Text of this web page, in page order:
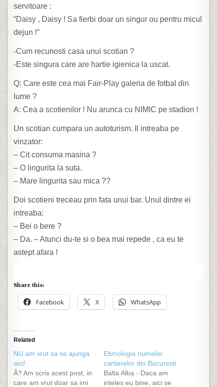
servitoare :
“Daisy , Daisy ! Sa fierbi doar un singur ou pentru micul
dejun !”
-Cum recunosti casa unui scotian ?
-Este singura care are hartie igienica la uscat.
Q: Care este cea mai Fair-Play galeria de fotbal din
lume ?
A: Cea a scotienilor ! Nu arunca cu NIMIC pe stadion !
Un scotian cumpara un autoturism. Il intreaba pe
vinzator:
– Cit consuma masina ?
– O lingurita la suta.
– Mare lingurita sau mica ??
Doi scotieni treceau prin fata unui bar. Unul dintre ei
intreaba:
– Bei o bere ?
– Da. – Atunci du-te si o bea mai repede , ca eu te
astept afara !
Share this:
Facebook X WhatsApp
Related
NU am vrut sa se ajunga
aici!
Â? Am scris acest post, in
care am vrut doar sa imi
Etimologia numelor
cartierelor din Bucuresti
Balta Alba - Daca am
inteles eu bine, aici se